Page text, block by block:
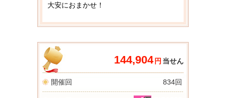
大安におまかせ！
144,904 円 当せん
開催回 834回